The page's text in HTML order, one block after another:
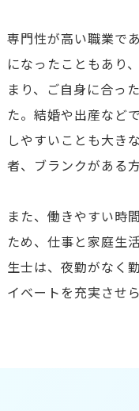
専門性が高い職業で
になったこともあり
まり、ご自身に合っ
た。結婚や出産など
しやすいことも大き
者、ブランクがある
また、働きやすい時
ため、仕事と家庭生
生士は、夜勤がなく
イベートを充実させ